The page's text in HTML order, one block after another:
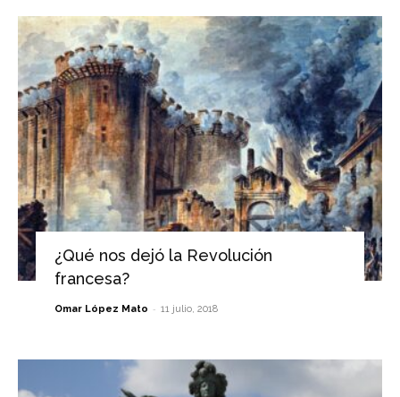
¿Qué nos dejó la Revolución
francesa?
Omar López Mato - 11 julio, 2018